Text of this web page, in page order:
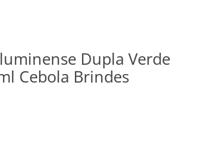
Dupla Verde
Cebola Brindes